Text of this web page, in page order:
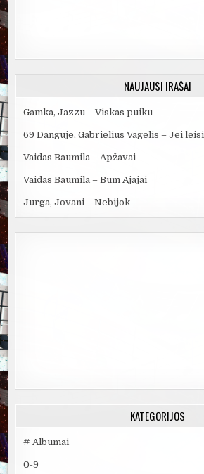
NAUJAUSI ĮRAŠAI
Gamka, Jazzu – Viskas puiku
69 Danguje, Gabrielius Vagelis – Jei leisi
Vaidas Baumila – Apžavai
Vaidas Baumila – Bum Ajajai
Jurga, Jovani – Nebijok
KATEGORIJOS
# Albumai
0-9